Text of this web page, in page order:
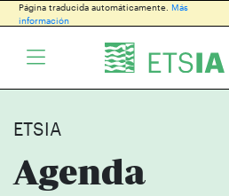
Página traducida automáticamente. Más
información
ETSIA
Agenda